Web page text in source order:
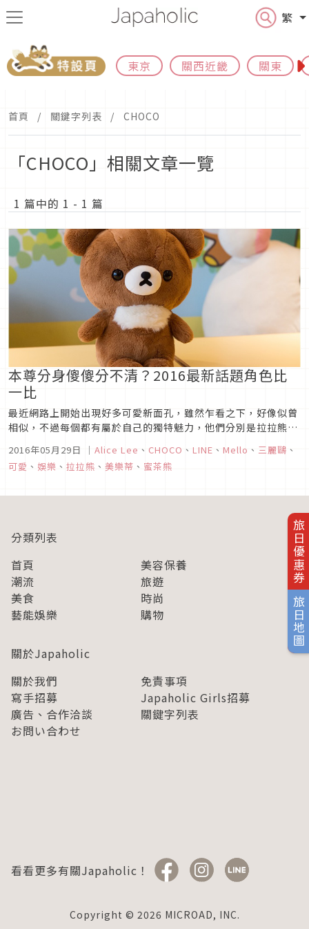
繁
東京 關西近畿 關東
旅日優惠券
旅日地圖
首頁 關鍵字列表 CHOCO
「CHOCO」相關文章一覽
1 篇中的 1 - 1 篇
本尊分身傻傻分不清？2016最新話題角色比
一比
最近網路上開始出現好多可愛新面孔，雖然乍看之下，好像似曾
相似，不過每個都有屬於自己的獨特魅力，他們分別是拉拉熊的
這些人氣新角色吧！
2016年05月29日 ｜ Alice Lee 、 CHOCO 、 LINE 、 Mello 、 三麗鷗 、
可愛 、 娛樂 、 拉拉熊 、 美樂蒂 、 蜜茶熊
分類列表
首頁
美容保養
潮流
旅遊
美食
時尚
藝能娛樂
購物
關於Japaholic
關於我們
免責事項
寫手招募
Japaholic Girls招募
廣告、合作洽談
關鍵字列表
お問い合わせ
看看更多有關Japaholic！
Copyright © 2026 MICROAD, INC.